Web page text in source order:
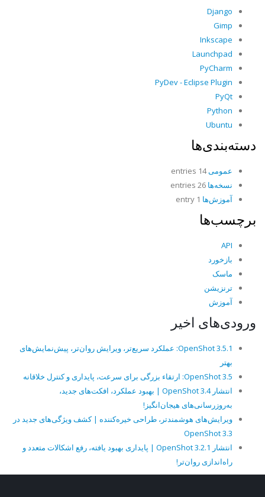
Django
Gimp
Inkscape
Launchpad
PyCharm
PyDev - Eclipse Plugin
PyQt
Python
Ubuntu
دسته‌بندی‌ها
عمومی14 entries
نسخه‌ها
آموزش‌ها
برچسب‌ها
API
بازخورد
ماسک
ترنزیشن
آموزش
ورودی‌های اخیر
OpenShot 3.5.1: عملکرد سریع‌تر، ویرایش روان‌تر، پیش‌نمایش‌های
بهتر
OpenShot 3.5: ارتقاء بزرگی برای سرعت، پایداری و کنترل خلاقانه
انتشار OpenShot 3.4 | بهبود عملکرد، افکت‌های جدید،
به‌روزرسانی‌های هیجان‌انگیز!
ویرایش‌های هوشمندتر، طراحی خیره‌کننده | کشف ویژگی‌های جدید در
OpenShot 3.3
انتشار OpenShot 3.2.1 | پایداری بهبود یافته، رفع اشکالات متعدد و
راه‌اندازی روان‌تر!